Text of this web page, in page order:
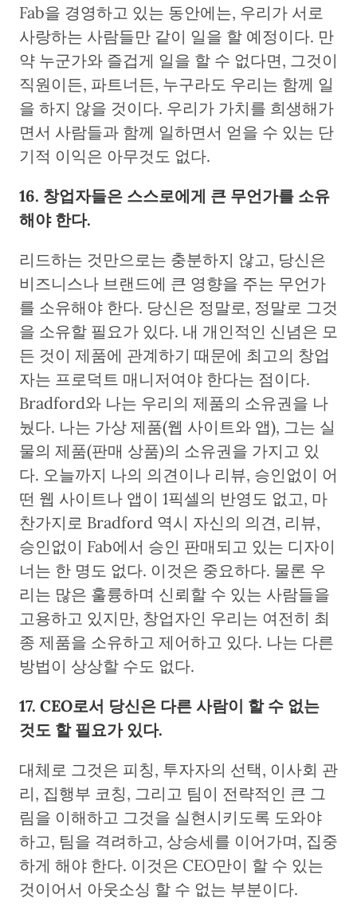
Fab을 경영하고 있는 동안에는, 우리가 서로
사랑하는 사람들만 같이 일을 할 예정이다. 만
약 누군가와 즐겁게 일을 할 수 없다면, 그것이
직원이든, 파트너든, 누구라도 우리는 함께 일
을 하지 않을 것이다. 우리가 가치를 희생해가
면서 사람들과 함께 일하면서 얻을 수 있는 단
기적 이익은 아무것도 없다.
16. 창업자들은 스스로에게 큰 무언가를 소유
해야 한다.
리드하는 것만으로는 충분하지 않고, 당신은
비즈니스나 브랜드에 큰 영향을 주는 무언가
를 소유해야 한다. 당신은 정말로, 정말로 그것
을 소유할 필요가 있다. 내 개인적인 신념은 모
든 것이 제품에 관계하기 때문에 최고의 창업
자는 프로덕트 매니저여야 한다는 점이다.
Bradford와 나는 우리의 제품의 소유권을 나
눴다. 나는 가상 제품(웹 사이트와 앱), 그는 실
물의 제품(판매 상품)의 소유권을 가지고 있
다. 오늘까지 나의 의견이나 리뷰, 승인없이 어
떤 웹 사이트나 앱이 1픽셀의 반영도 없고, 마
찬가지로 Bradford 역시 자신의 의견, 리뷰,
승인없이 Fab에서 승인 판매되고 있는 디자이
너는 한 명도 없다. 이것은 중요하다. 물론 우
리는 많은 훌륭하며 신뢰할 수 있는 사람들을
고용하고 있지만, 창업자인 우리는 여전히 최
종 제품을 소유하고 제어하고 있다. 나는 다른
방법이 상상할 수도 없다.
17. CEO로서 당신은 다른 사람이 할 수 없는
것도 할 필요가 있다.
대체로 그것은 피칭, 투자자의 선택, 이사회 관
리, 집행부 코칭, 그리고 팀이 전략적인 큰 그
림을 이해하고 그것을 실현시키도록 도와야
하고, 팀을 격려하고, 상승세를 이어가며, 집중
하게 해야 한다. 이것은 CEO만이 할 수 있는
것이어서 아웃소싱 할 수 없는 부분이다.